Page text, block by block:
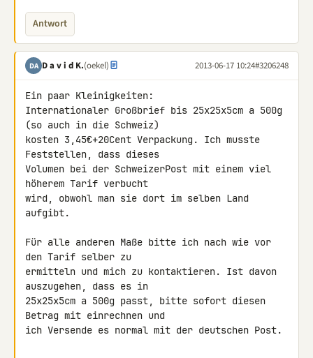
Antwort
DA D a v i d K.(oekel) 2013-06-17 10:24#3206248
Ein paar Kleinigkeiten:
Internationaler Großbrief bis 25x25x5cm a 500g
(so auch in die Schweiz)
kosten 3,45€+20Cent Verpackung. Ich musste
Feststellen, dass dieses
Volumen bei der SchweizerPost mit einem viel
höherem Tarif verbucht
wird, obwohl man sie dort im selben Land
aufgibt.
Für alle anderen Maße bitte ich nach wie vor
den Tarif selber zu
ermitteln und mich zu kontaktieren. Ist davon
auszugehen, dass es in
25x25x5cm a 500g passt, bitte sofort diesen
Betrag mit einrechnen und
ich Versende es normal mit der deutschen Post.